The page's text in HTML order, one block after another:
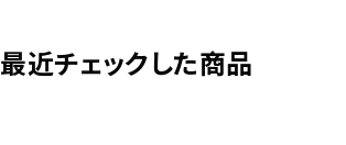
最近チェックした商品